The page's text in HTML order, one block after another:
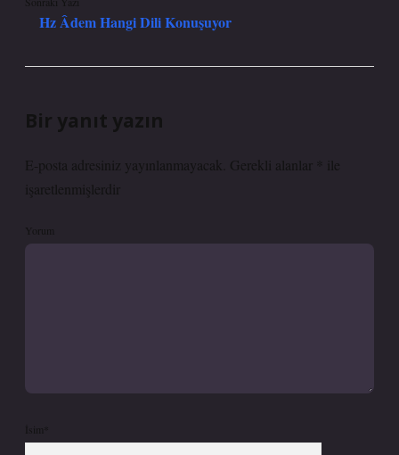
Hz Âdem Hangi Dili Konuşuyor
Bir yanıt yazın
E-posta adresiniz yayınlanmayacak. Gerekli alanlar
ile
işaretlenmişlerdir
Yorum
İsim*